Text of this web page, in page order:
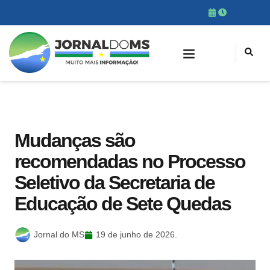
Mudanças são
recomendadas no Processo
Seletivo da Secretaria de
Educação de Sete Quedas
Jornal do MS 19 de junho de 2026.